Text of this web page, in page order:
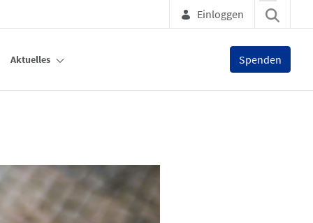
Einloggen
Aktuelles Spenden